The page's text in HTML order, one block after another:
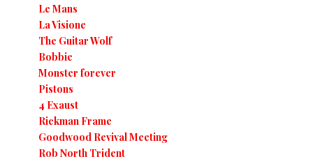
Le Mans
La Visione
The Guitar Wolf
Bobbie
Monster forever
Pistons
4 Exaust
Rickman Frame
Goodwood Revival Meeting
Rob North Trident